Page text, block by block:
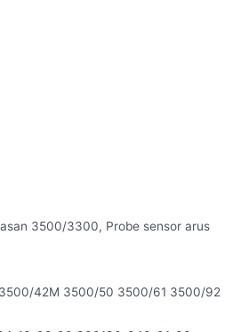
3500/3300, Probe sensor arus
42M 3500/50 3500/61 3500/92